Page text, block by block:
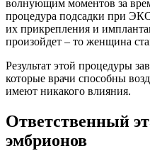
волнующим моментов за
процедура подсадки при
их прикрепления и
произойдет – то женщина
Результат этой процедуры
которые врачи способны
имеют никакого влияния.
Ответственный
эмбрионов